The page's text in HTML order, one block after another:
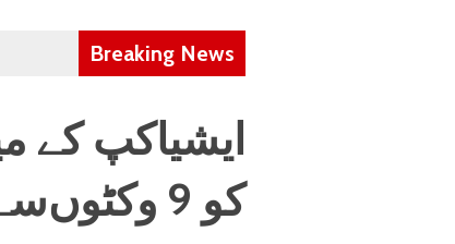
Breaking News
ایشیاکپ کے
کو 9 وکٹوں‌سے شکست دے دی